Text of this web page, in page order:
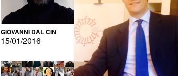
GIOVANNI DAL CIN
15/01/2016